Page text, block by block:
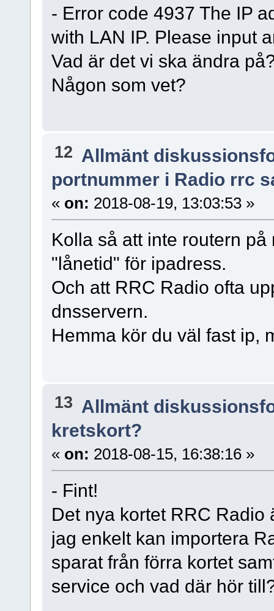
- Error code 4937 The IP
with LAN IP. Please input
Vad är det vi ska ändra
Någon som vet?
12 Allmänt
portnummer i Radio rrc
« on: 2018-08-19, 13:03:53 »
Kolla så att inte routern
"lånetid" för ipadress.
Och att RRC Radio ofta
dnsservern.
Hemma kör du väl fast ip,
13 Allmänt
kretskort?
« on: 2018-08-15, 16:38:16 »
- Fint!
Det nya kortet RRC Radio
jag enkelt kan importera
sparat från förra kortet
service och vad där hör